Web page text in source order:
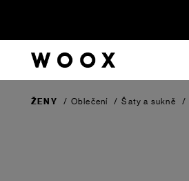
ŽENY / Oblečení / Šaty a sukně /